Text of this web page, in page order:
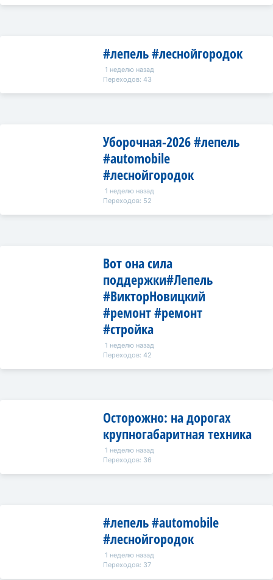
#лепель #леснойгородок
1 неделю назад
Переходов: 43
Уборочная-2026 #лепель
#automobile
#леснойгородок
1 неделю назад
Переходов: 52
Вот она сила
поддержки#Лепель
#ВикторНовицкий
#ремонт #ремонт
#стройка
1 неделю назад
Переходов: 42
Осторожно: на дорогах
крупногабаритная техника
1 неделю назад
Переходов: 36
#лепель #automobile
#леснойгородок
1 неделю назад
Переходов: 37